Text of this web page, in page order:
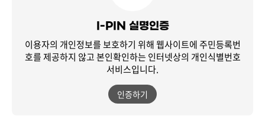
I-PIN 실명인증
이용자의 개인정보를 보호하기 위해 웹사이트에 주민등록번
호를 제공하지 않고본인확인하는 인터넷상의 개인식별번호
서비스입니다.
인증하기